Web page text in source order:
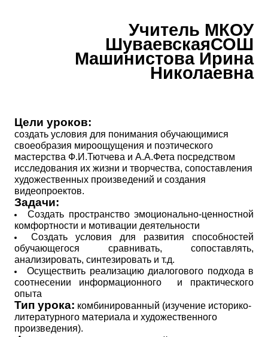
Учитель МКОУ
ШуваевскаяСОШ
Машинистова Ирина
Николаевна
Цели уроков:
создать условия для понимания обучающимися
своеобразия мироощущения и поэтического
мастерства Ф.И.Тютчева и А.А.Фета посредством
исследования их жизни и творчества, сопоставления
художественных произведений и создания
видеопроектов.
Задачи:
Создать пространство эмоционально-ценностной
комфортности и мотивации деятельности
Создать условия для развития способностей
обучающегося сравнивать, сопоставлять,
анализировать, синтезировать и т.д.
Осуществить реализацию диалогового подхода в
соотнесении информационного и практического
опыта
Тип урока: комбинированный (изучение историко-
литературного материала и художественного
произведения).